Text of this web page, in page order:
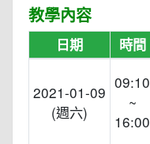
教學內容
日期 時間
2021-01-09
(週六)
09:10
~
16:00